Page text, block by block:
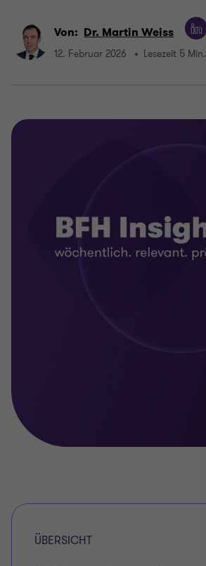
Von: Dr. Martin Weiss
12. Februar 2026 Lesezeit 5 Min.
ÜBERSICHT